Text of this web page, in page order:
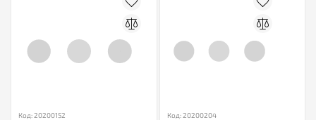
Код: 20200152 Код: 20200204